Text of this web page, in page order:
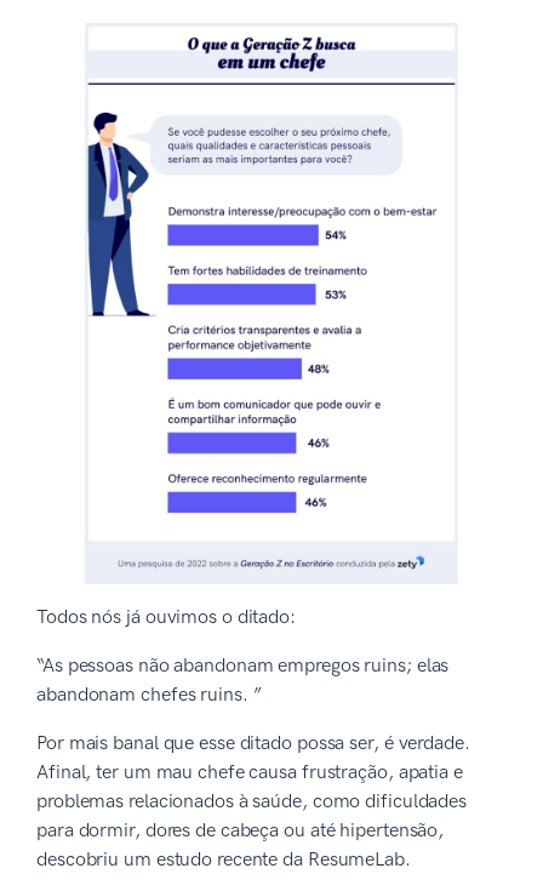
Todos nós já ouvimos o ditado:
“As pessoas não abandonam empregos ruins; elas
abandonam chefes ruins. ”
Por mais banal que esse ditado possa ser, é verdade.
Afinal, ter um mau chefe causa frustração, apatia e
problemas relacionados à saúde, como dificuldades
para dormir, dores de cabeça ou até hipertensão,
descobriu um estudo recente da ResumeLab.